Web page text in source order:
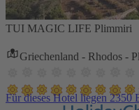
TUI MAGIC LIFE Plimmiri
Griechenland - Rhodos -
Für dieses Hotel liegen 2350